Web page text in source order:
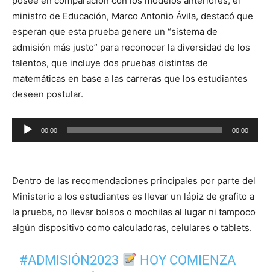
ministro de Educación, Marco Antonio Ávila, destacó que
esperan que esta prueba genere un “sistema de
admisión más justo” para reconocer la diversidad de los
talentos, que incluye dos pruebas distintas de
matemáticas en base a las carreras que los estudiantes
deseen postular.
Reproductor
de
00:00 00:00
Dentro de las recomendaciones principales por parte del
Ministerio a los estudiantes es llevar un lápiz de grafito a
la prueba, no llevar bolsos o mochilas al lugar ni tampoco
algún dispositivo como calculadoras, celulares o tablets.
#ADMISIÓN2023
HOY COMIENZA